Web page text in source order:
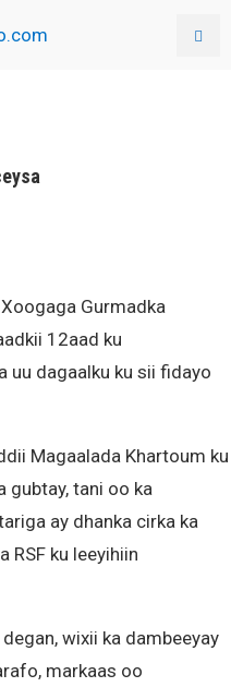
Gurmadka
12aad ku
uu dagaalku ku sii fidayo
Magaalada Khartoum ku
gubtay, tani oo ka
ay dhanka cirka ka
RSF ku leeyihiin
wixii ka dambeeyay
markaas oo